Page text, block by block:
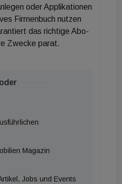
oder Applikationen
Firmenbuch nutzen
das richtige Abo-
Zwecke parat.
oder
Magazin
Jobs und Events